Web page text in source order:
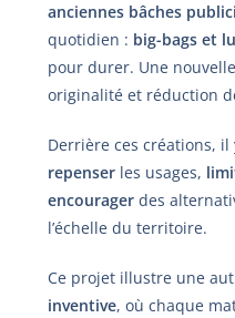
anciennes bâches
quotidien : big-bags et
pour durer. Une
originalité et réduction
Derrière ces créations,
repenserles usages,
encouragerdes
l’échelle du territoire.
Ce projet illustre une
inventive, où chaque